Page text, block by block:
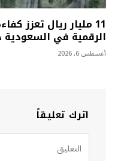
11 مليار ريال تعزز
الرقمية في السعودية
أغسطس 6, 2026
اترك تعليقاً